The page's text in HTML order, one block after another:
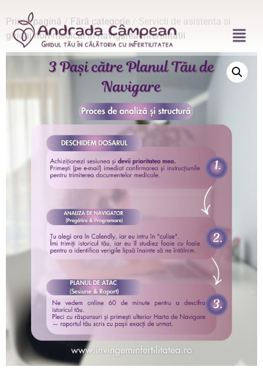
Prima pagină / Fără categorie / Servicii de asistenta si
ghidaj non-medical in navigarea infertilitatii